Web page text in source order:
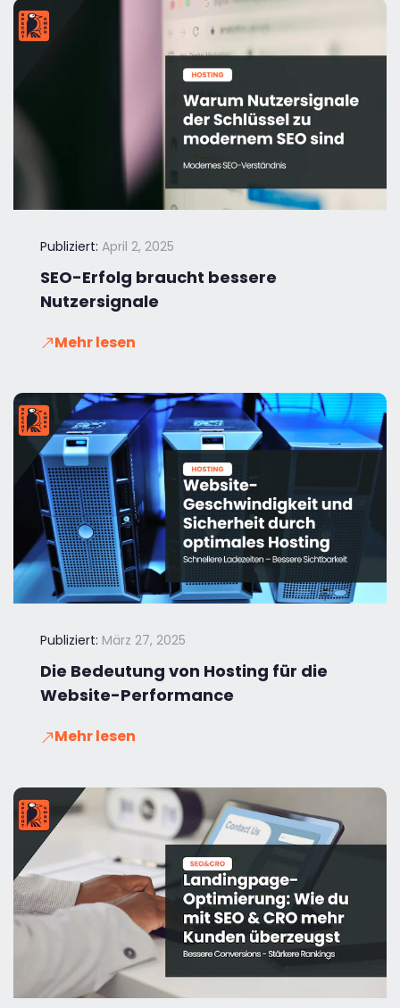
Publiziert: April 2, 2025
SEO-Erfolg braucht bessere
Nutzersignale
Mehr lesen
Publiziert: März 27, 2025
Die Bedeutung von Hosting für die
Website-Performance
Mehr lesen